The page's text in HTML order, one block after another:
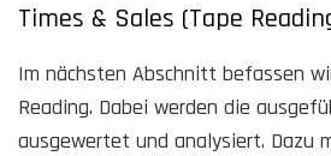
Times & Sales (Tape
Im nächsten Abschnitt befassen
Reading. Dabei werden die
ausgewertet und analysiert. Dazu